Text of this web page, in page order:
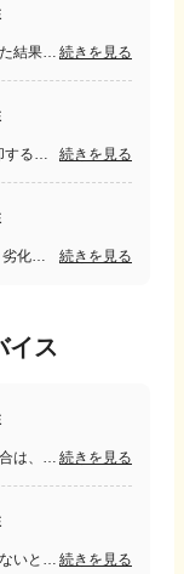
続きを見る
続きを見る
続きを見る
イス
続きを見る
続きを見る